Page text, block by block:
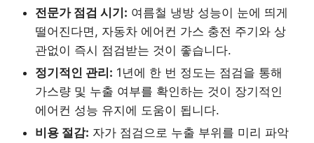
전문가 점검 시기: 여름철 냉방 성능이 눈에 띄게
떨어진다면, 자동차 에어컨 가스 충전 주기와 상
관없이 즉시 점검받는 것이 좋습니다.
정기적인 관리: 1년에 한 번 정도는 점검을 통해
가스량 및 누출 여부를 확인하는 것이 장기적인
에어컨 성능 유지에 도움이 됩니다.
비용 절감: 자가 점검으로 누출 부위를 미리 파악